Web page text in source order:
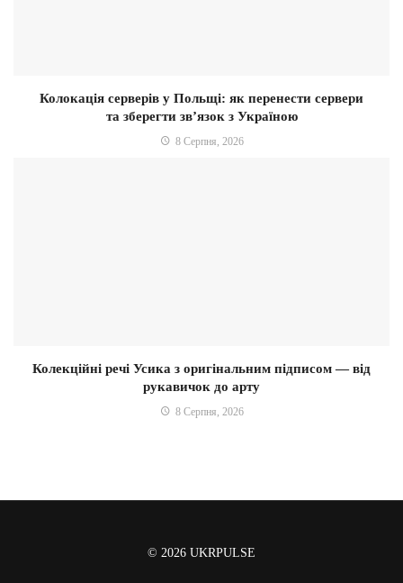
Колокація серверів у Польщі: як перенести сервери
та зберегти зв’язок з Україною
8 Серпня, 2026
Колекційні речі Усика з оригінальним підписом — від
рукавичок до арту
8 Серпня, 2026
© 2026 UKRPULSE